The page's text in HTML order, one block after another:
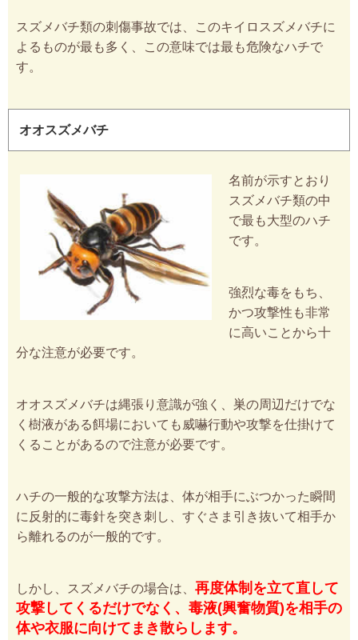
スズメバチ類の刺傷事故では、このキイロスズメバチに
よるものが最も多く、この意味では最も危険なハチで
す。
オオスズメバチ
名前が示すとおり
スズメバチ類の中
で最も大型のハチ
です。
強烈な毒をもち、
かつ攻撃性も非常
に高いことから十
分な注意が必要です。
オオスズメバチは縄張り意識が強く、巣の周辺だけでな
く樹液がある餌場においても威嚇行動や攻撃を仕掛けて
くることがあるので注意が必要です。
ハチの一般的な攻撃方法は、体が相手にぶつかった瞬間
に反射的に毒針を突き刺し、すぐさま引き抜いて相手か
ら離れるのが一般的です。
しかし、スズメバチの場合は、 再度体制を立て直して
攻撃してくるだけでなく、毒液(興奮物質)を相手の
体や衣服に向けてまき散らします。